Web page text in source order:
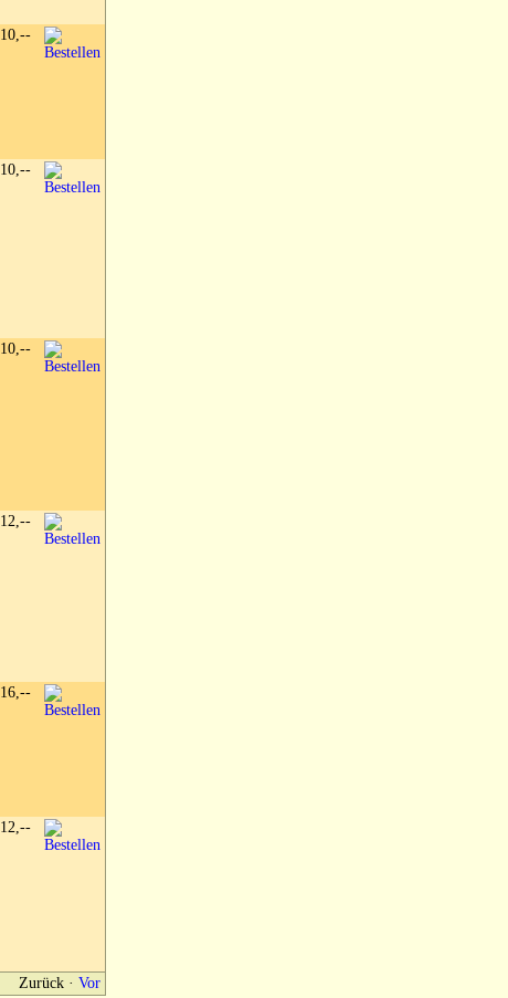
10,--
10,--
10,--
12,--
16,--
12,--
Zurück · Vor